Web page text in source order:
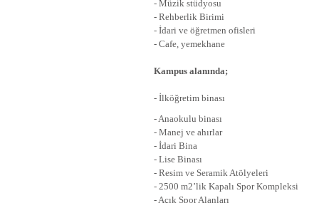
- Müzik stüdyosu
- Rehberlik Birimi
- İdari ve öğretmen ofisleri
- Cafe, yemekhane
Kampus alanında;
- İlköğretim binası
- Anaokulu binası
- Manej ve ahırlar
- İdari Bina
- Lise Binası
- Resim ve Seramik Atölyeleri
- 2500 m2’lik Kapalı Spor Kompleksi
- Açık Spor Alanları